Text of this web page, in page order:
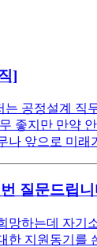
]
공정설계 직
좋지만 만약
나 앞으로 미
질문드립
망하는데 자기
한 지원동기를